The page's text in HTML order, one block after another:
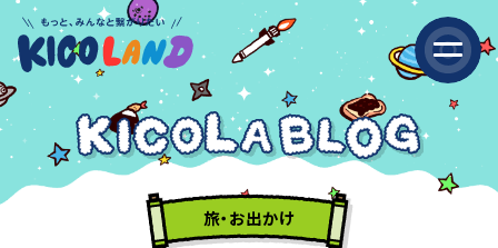
旅・お出かけ